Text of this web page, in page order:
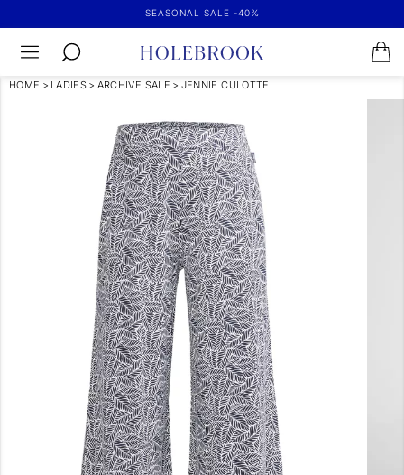
SEASONAL SALE -40%
HOME > LADIES > ARCHIVE SALE > JENNIE CULOTTE